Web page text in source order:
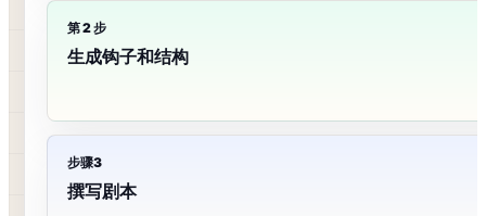
第 2 步
生成钩子和结构
步骤3
撰写剧本